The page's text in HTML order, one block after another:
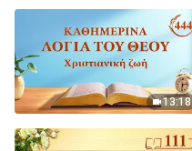
13:18